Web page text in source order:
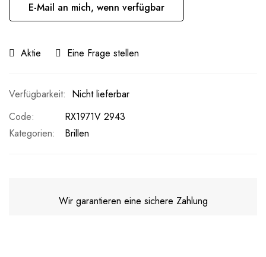
E-Mail an mich, wenn verfügbar
Aktie Eine Frage stellen
Nicht lieferbar
Code
RX1971V 2943
Kategorien:
Brillen
Wir garantieren eine sichere Zahlung